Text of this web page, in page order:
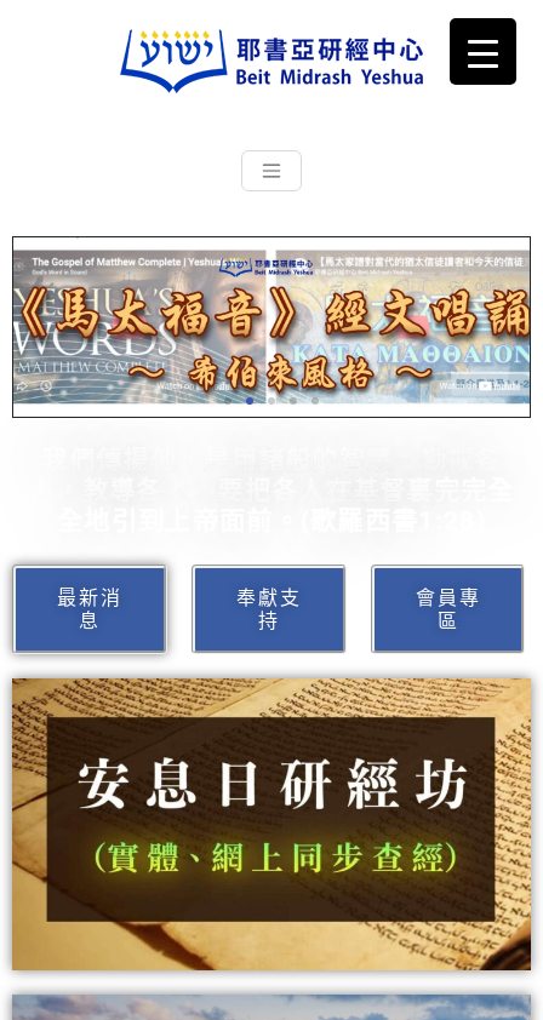
耶書亞研經中心
根源明白聖經，成為更好的門徒
最新消
息
奉獻支
持
會員專
區